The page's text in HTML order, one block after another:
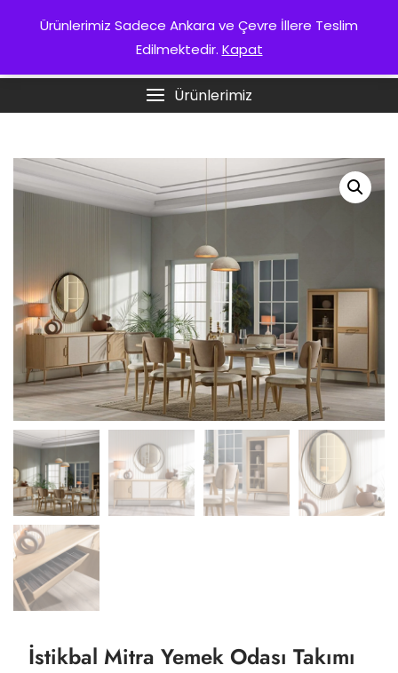
Ürünlerimiz Sadece Ankara ve Çevre İllere Teslim
Edilmektedir. Kapat
KURUMSAL
ANKARA İSTIKBAL
Ürünlerimiz
İstikbal Mitra Yemek Odası Takımı